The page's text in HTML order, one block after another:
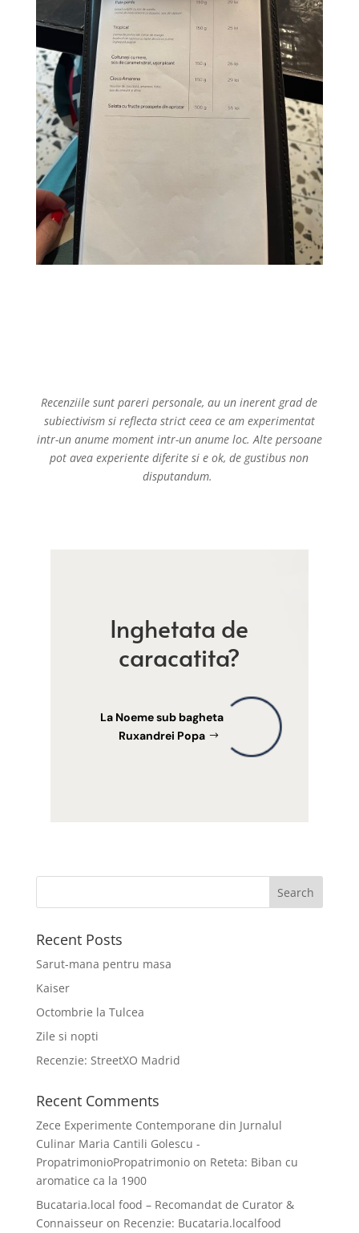
Recenziile sunt pareri personale, au un inerent grad de
subiectivism si reflecta strict ceea ce am experimentat
intr-un anume moment intr-un anume loc. Alte persoane
pot avea experiente diferite si e ok, de gustibus non
disputandum.
Inghetata de
caracatita?
La Noeme sub bagheta
Ruxandrei Popa
Recent Posts
Sarut-mana pentru masa
Kaiser
Octombrie la Tulcea
Zile si nopti
Recenzie: StreetXO Madrid
Recent Comments
Zece Experimente Contemporane din Jurnalul
Culinar Maria Cantili Golescu -
PropatrimonioPropatrimonioon Reteta: Biban cu
aromatice ca la 1900
Bucataria.local food – Recomandat de Curator &
Connaisseuron Recenzie: Bucataria.localfood